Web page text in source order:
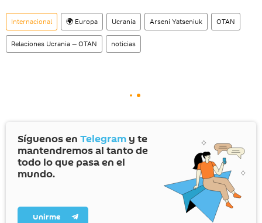
Internacional 🌍 Europa Ucrania Arseni Yatseniuk OTAN
Relaciones Ucrania — OTAN noticias
Síguenos en Telegram y te
mantendremos al tanto de
todo lo que pasa en el
mundo.
Unirme